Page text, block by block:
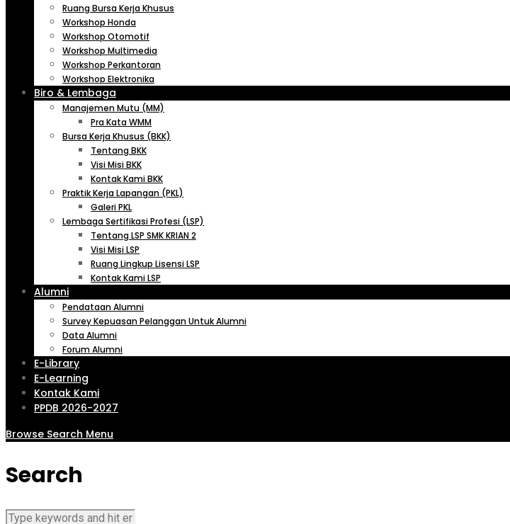
Ruang Bursa Kerja Khusus
Workshop Honda
Workshop Otomotif
Workshop Multimedia
Workshop Perkantoran
Workshop Elektronika
Biro & Lembaga
Manajemen Mutu (MM)
Pra Kata WMM
Bursa Kerja Khusus (BKK)
Tentang BKK
Visi Misi BKK
Kontak Kami BKK
Praktik Kerja Lapangan (PKL)
Galeri PKL
Lembaga Sertifikasi Profesi (LSP)
Tentang LSP SMK KRIAN 2
Visi Misi LSP
Ruang Lingkup Lisensi LSP
Kontak Kami LSP
Alumni
Pendataan Alumni
Survey Kepuasan Pelanggan Untuk Alumni
Data Alumni
Forum Alumni
E-Library
E-Learning
Kontak Kami
PPDB 2026-2027
Browse Search Menu
Search